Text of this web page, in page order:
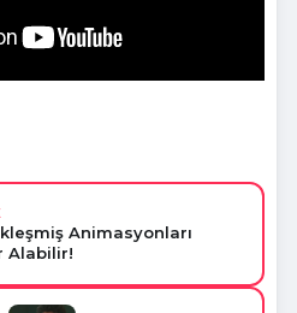
Animasyonları
Alabilir!